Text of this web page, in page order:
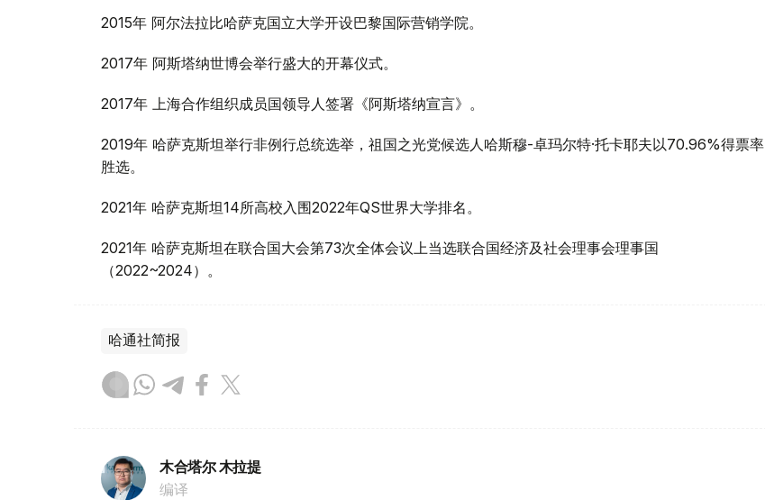
2015年 阿尔法拉比哈萨克国立大学开设巴黎国际营销学院。
2017年 阿斯塔纳世博会举行盛大的开幕仪式。
2017年 上海合作组织成员国领导人签署《阿斯塔纳宣言》。
2019年 哈萨克斯坦举行非例行总统选举，祖国之光党候选人哈斯穆-卓玛尔特·托卡耶夫以70.96%得票率
胜选。
2021年 哈萨克斯坦14所高校入围2022年QS世界大学排名。
2021年 哈萨克斯坦在联合国大会第73次全体会议上当选联合国经济及社会理事会理事国
（2022~2024）。
哈通社简报
木合塔尔 木拉提
编译